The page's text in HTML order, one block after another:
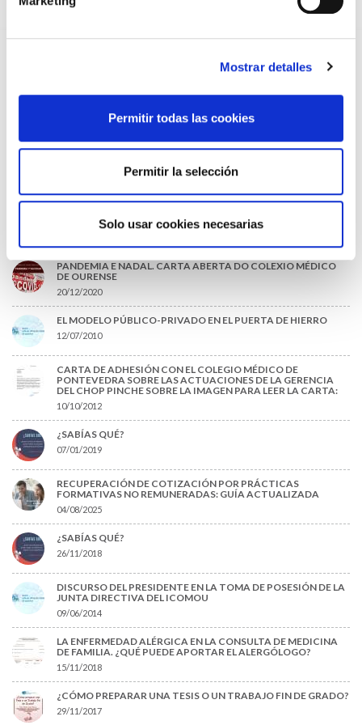
Mostrar detalles
Permitir todas las cookies
Permitir la selección
Solo usar cookies necesarias
09/07/2026
CERTIFICADO DE DEFUNCIÓN
PANDEMIA E NADAL. CARTA ABERTA DO COLEXIO MÉDICO
DE OURENSE
20/12/2020
EL MODELO PÚBLICO-PRIVADO EN EL PUERTA DE HIERRO
12/07/2010
CARTA DE ADHESIÓN CON EL COLEGIO MÉDICO DE
PONTEVEDRA SOBRE LAS ACTUACIONES DE LA GERENCIA
DEL CHOP PINCHE SOBRE LA IMAGEN PARA LEER LA CARTA:
10/10/2012
¿SABÍAS QUÉ?
07/01/2019
RECUPERACIÓN DE COTIZACIÓN POR PRÁCTICAS
FORMATIVAS NO REMUNERADAS: GUÍA ACTUALIZADA
04/08/2025
¿SABÍAS QUÉ?
26/11/2018
DISCURSO DEL PRESIDENTE EN LA TOMA DE POSESIÓN DE LA
JUNTA DIRECTIVA DEL ICOMOU
09/06/2014
LA ENFERMEDAD ALÉRGICA EN LA CONSULTA DE MEDICINA
DE FAMILIA. ¿QUÉ PUEDE APORTAR EL ALERGÓLOGO?
15/11/2018
¿CÓMO PREPARAR UNA TESIS O UN TRABAJO FIN DE GRADO?
29/11/2017